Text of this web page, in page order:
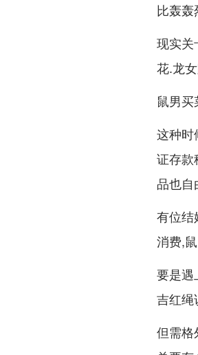
比轰
现实关
花.龙
鼠男
这种时
证存款
品也自
有位结
消费,
要是遇
吉红绳
但需格